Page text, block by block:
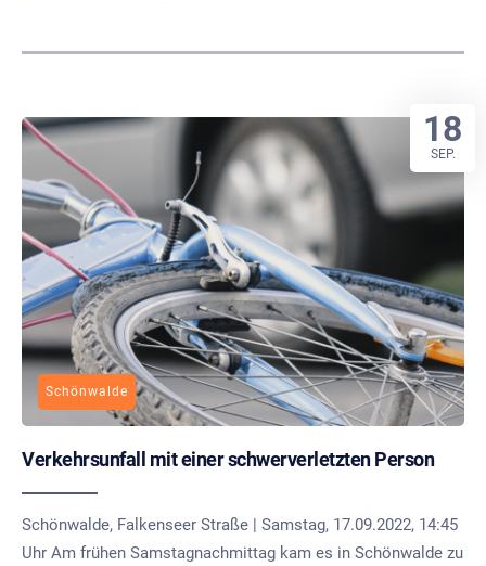
Schönwalde
Verkehrsunfall mit einer schwerverletzten Person
Schönwalde, Falkenseer Straße | Samstag, 17.09.2022, 14:45
Uhr Am frühen Samstagnachmittag kam es in Schönwalde zu
18
SEP.